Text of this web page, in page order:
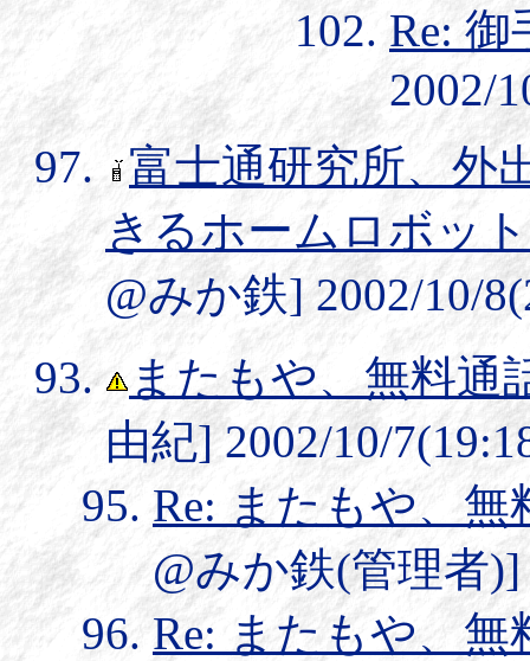
Re:
2002/
富士通研究所、外
きるホームロボッ
@みか鉄] 2002/10/
またもや、無料通
由紀] 2002/10/
Re: またもや、
@みか鉄(管理者)]
Re: またもや、